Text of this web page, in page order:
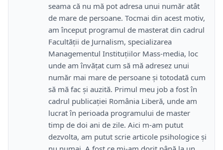
seama că nu mă pot adresa unui număr atât
de mare de persoane. Tocmai din acest motiv,
am început programul de masterat din cadrul
Facultății de Jurnalism, specializarea
Managementul Instituțiilor Mass-media, loc
unde am învățat cum să mă adresez unui
număr mai mare de persoane și totodată cum
să mă fac și auzită. Primul meu job a fost în
cadrul publicației România Liberă, unde am
lucrat în perioada programului de master
timp de doi ani de zile. Aici m-am putut
dezvolta, am putut scrie articole psihologice și